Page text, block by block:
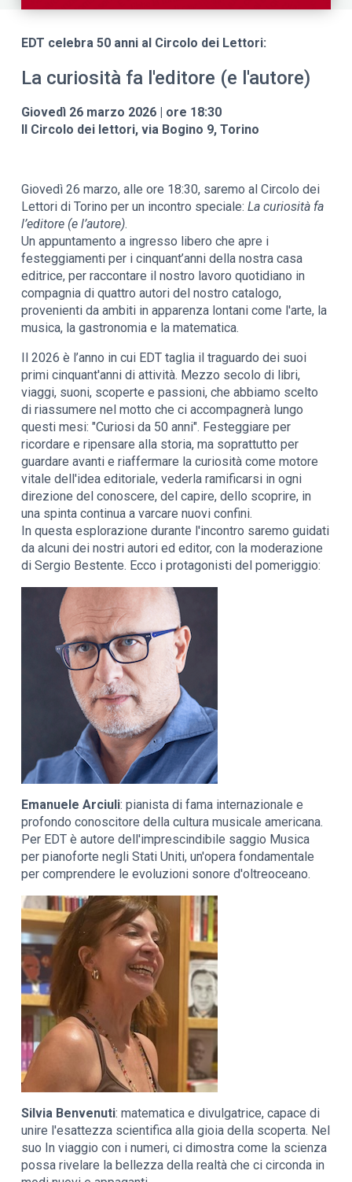
EDT celebra 50 anni al Circolo dei Lettori:
La curiosità fa l'editore (e l'autore)
Giovedì 26 marzo 2026 | ore 18:30
Il Circolo dei lettori, via Bogino 9, Torino
Giovedì 26 marzo, alle ore 18:30, saremo al Circolo dei
Lettori di Torino per un incontro speciale:La curiosità fa
l’editore (e l’autore).
Un appuntamento a ingresso libero che apre i
festeggiamenti per i cinquant’anni della nostra casa
editrice, per raccontare il nostro lavoro quotidiano in
compagnia di quattro autori del nostro catalogo,
provenienti da ambiti in apparenza lontani come l'arte, la
musica, la gastronomia e la matematica.
Il 2026 è l’anno in cui EDT taglia il traguardo dei suoi
primi cinquant'anni di attività. Mezzo secolo di libri,
viaggi, suoni, scoperte e passioni, che abbiamo scelto
di riassumere nel motto che ci accompagnerà lungo
questi mesi: "Curiosi da 50 anni". Festeggiare per
ricordare e ripensare alla storia, ma soprattutto per
guardare avanti e riaffermare la curiosità come motore
vitale dell'idea editoriale, vederla ramificarsi in ogni
direzione del conoscere, del capire, dello scoprire, in
una spinta continua a varcare nuovi confini.
In questa esplorazione durante l'incontro saremo guidati
da alcuni dei nostri autori ed editor, con la moderazione
di Sergio Bestente. Ecco i protagonisti del pomeriggio:
Emanuele Arciuli: pianista di fama internazionale e
profondo conoscitore della cultura musicale americana.
Per EDT è autore dell'imprescindibile saggio Musica
per pianoforte negli Stati Uniti, un'opera fondamentale
per comprendere le evoluzioni sonore d'oltreoceano.
Silvia Benvenuti: matematica e divulgatrice, capace di
unire l'esattezza scientifica alla gioia della scoperta. Nel
suo In viaggio con i numeri, ci dimostra come la scienza
possa rivelare la bellezza della realtà che ci circonda in